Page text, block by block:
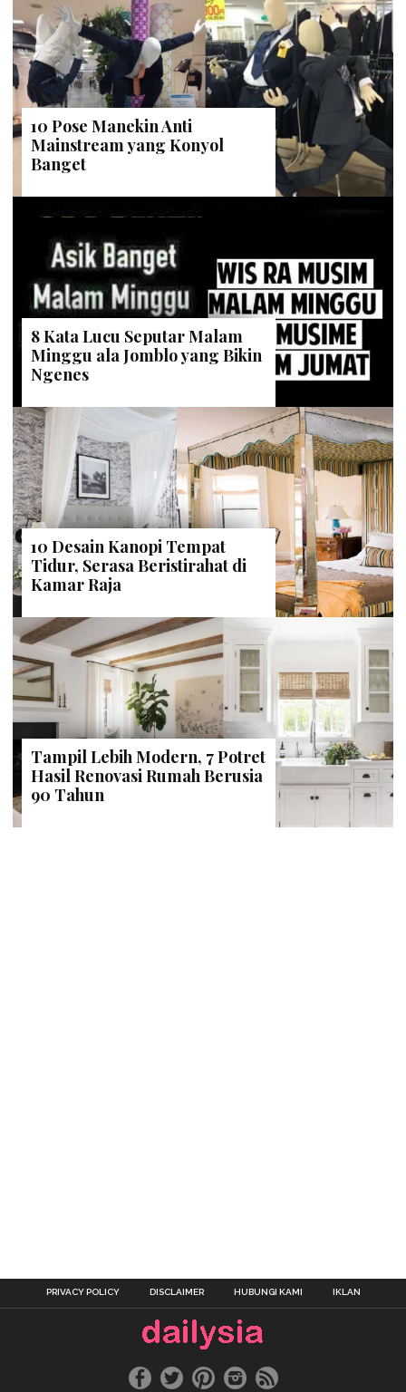
10 Pose Manekin Anti
Mainstream yang Konyol
Banget
8 Kata Lucu Seputar Malam
Minggu ala Jomblo yang Bikin
Ngenes
10 Desain Kanopi Tempat
Tidur, Serasa Beristirahat di
Kamar Raja
Tampil Lebih Modern, 7 Potret
Hasil Renovasi Rumah Berusia
90 Tahun
PRIVACY POLICY DISCLAIMER HUBUNGI KAMI IKLAN